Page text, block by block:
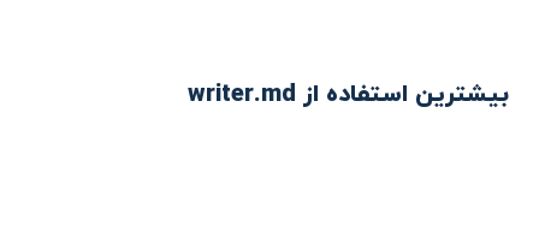
بیشترین استفاده از writer.md